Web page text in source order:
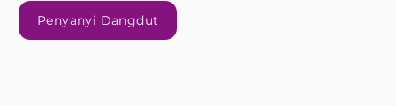
Penyanyi Dangdut